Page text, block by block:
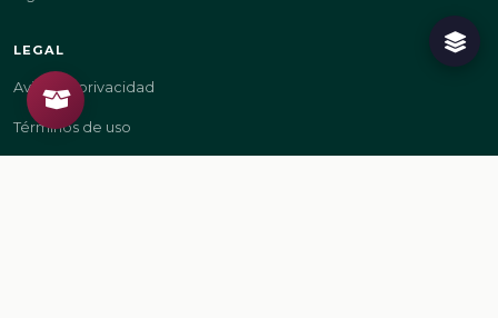
LEGAL
Aviso de privacidad
Términos de uso